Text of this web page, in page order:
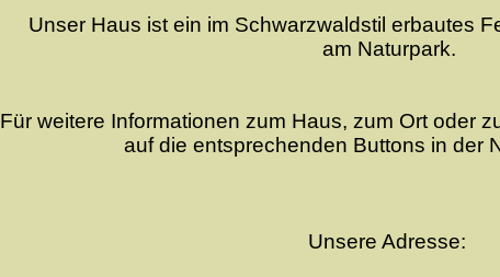
Unser Haus ist ein im Schwarzwaldstil erbautes
am Naturpark.
Für weitere Informationen zum Haus, zum Ort oder
auf die entsprechenden Buttons in der
Unsere Adresse: